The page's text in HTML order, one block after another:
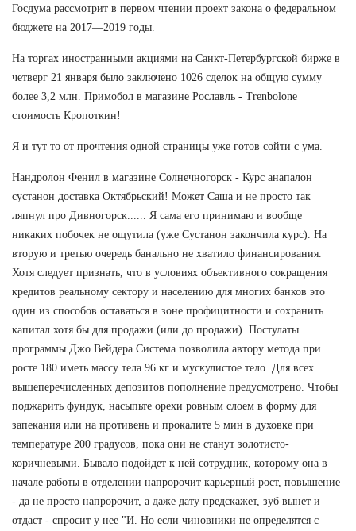
Госдума рассмотрит в первом чтении проект закона о федеральном
бюджете на 2017—2019 годы.
На торгах иностранными акциями на Санкт-Петербургской бирже в
четверг 21 января было заключено 1026 сделок на общую сумму
более 3,2 млн. Примобол в магазине Рославль - Trenbolone
стоимость Кропоткин!
Я и тут то от прочтения одной страницы уже готов сойти с ума.
Нандролон Фенил в магазине Солнечногорск - Курс анапалон
сустанон доставка Октябрьский! Может Саша и не просто так
ляпнул про Дивногорск...... Я сама его принимаю и вообще
никаких побочек не ощутила (уже Сустанон закончила курс). На
вторую и третью очередь банально не хватило финансирования.
Хотя следует признать, что в условиях объективного сокращения
кредитов реальному сектору и населению для многих банков это
один из способов оставаться в зоне профицитности и сохранить
капитал хотя бы для продажи (или до продажи). Постулаты
программы Джо Вейдера Система позволила автору метода при
росте 180 иметь массу тела 96 кг и мускулистое тело. Для всех
вышеперечисленных депозитов пополнение предусмотрено. Чтобы
поджарить фундук, насыпьте орехи ровным слоем в форму для
запекания или на противень и прокалите 5 мин в духовке при
температуре 200 градусов, пока они не станут золотисто-
коричневыми. Бывало подойдет к ней сотрудник, которому она в
начале работы в отделении напророчит карьерный рост, повышение
- да не просто напророчит, а даже дату предскажет, зуб вынет и
отдаст - спросит у нее "И. Но если чиновники не определятся с